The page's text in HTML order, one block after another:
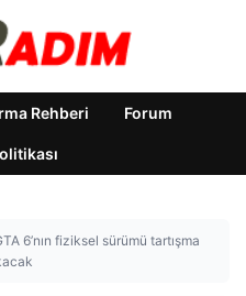
Rehberi Forum
6’nın fiziksel sürümü tartışma